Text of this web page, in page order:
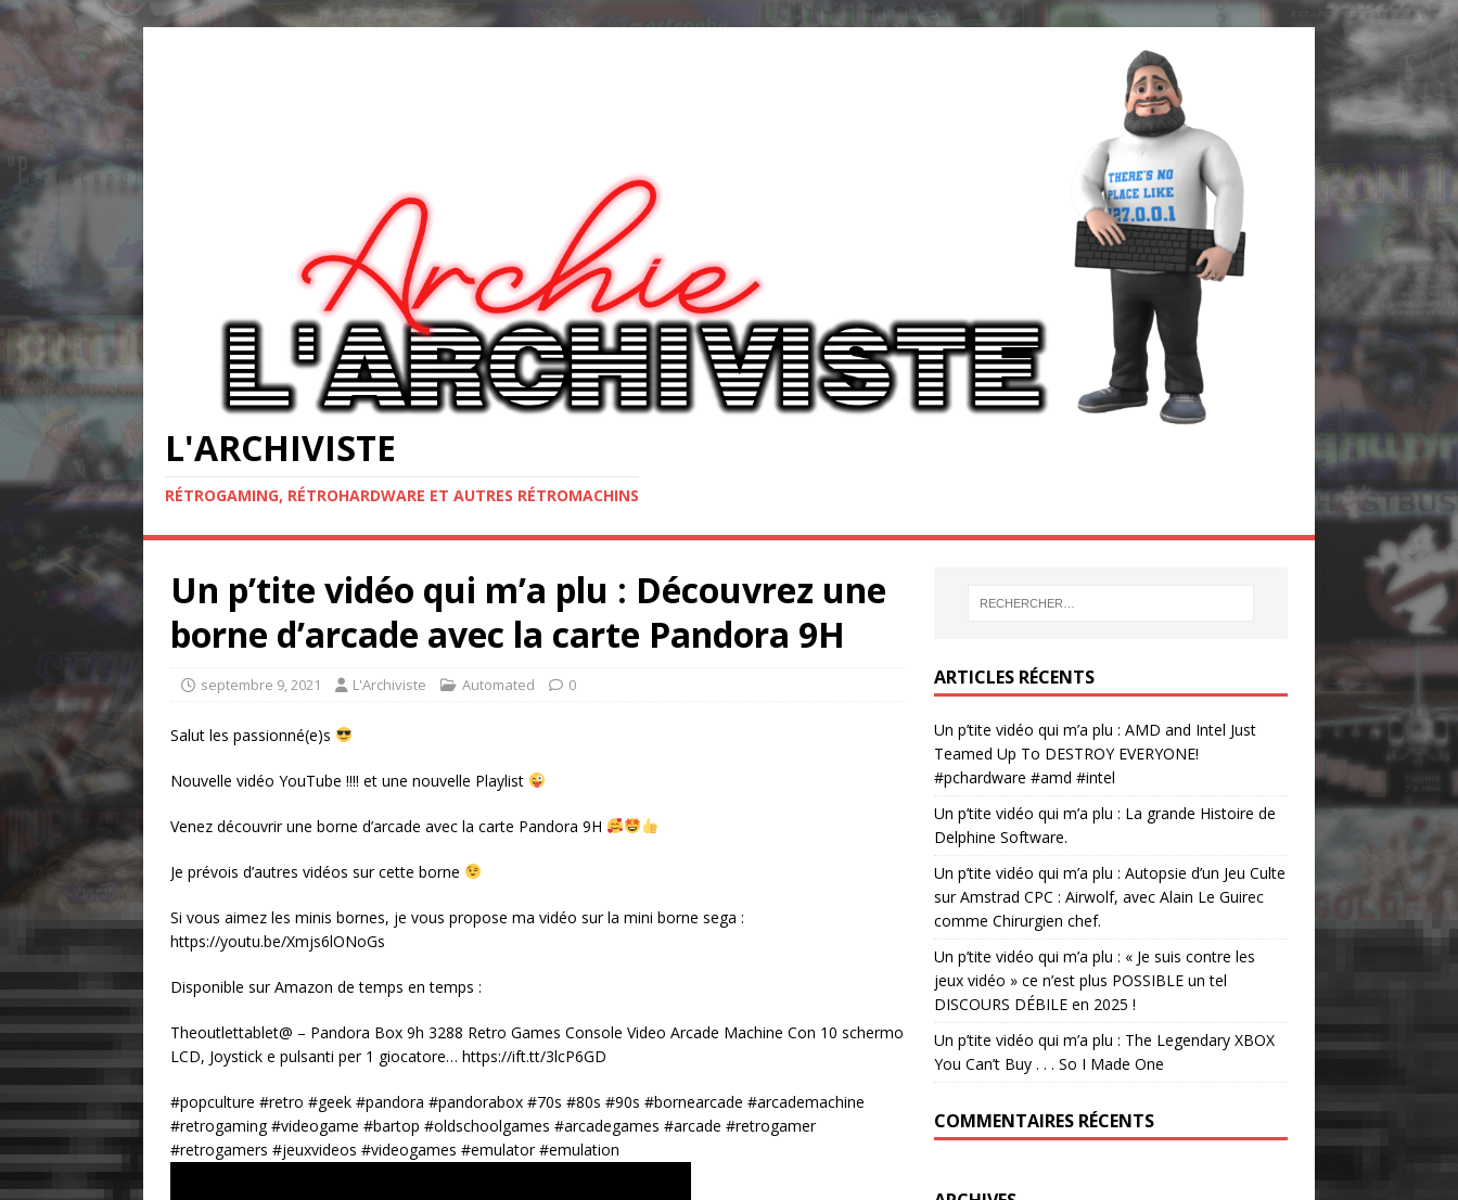
L'ARCHIVISTE
RÉTROGAMING, RÉTROHARDWARE ET AUTRES RÉTROMACHINS
Un p’tite vidéo qui m’a plu : Découvrez une
borne d’arcade avec la carte Pandora 9H
septembre 9, 2021 L'Archiviste Automated 0
Salut les passionné(e)s
Nouvelle vidéo YouTube !!!! et une nouvelle Playlist
Venez découvrir une borne d’arcade avec la carte Pandora 9H
Je prévois d’autres vidéos sur cette borne
Si vous aimez les minis bornes, je vous propose ma vidéo sur la mini borne sega :
https://youtu.be/Xmjs6lONoGs
Disponible sur Amazon de temps en temps :
Theoutlettablet@ – Pandora Box 9h 3288 Retro Games Console Video Arcade Machine Con 10 schermo
LCD, Joystick e pulsanti per 1 giocatore… https://ift.tt/3lcP6GD
#popculture #retro #geek #pandora #pandorabox #70s #80s #90s #bornearcade #arcademachine
#retrogaming #videogame #bartop #oldschoolgames #arcadegames #arcade #retrogamer
#retrogamers #jeuxvideos #videogames #emulator #emulation
ARTICLES RÉCENTS
Un p’tite vidéo qui m’a plu : AMD and Intel Just
Teamed Up To DESTROY EVERYONE!
#pchardware #amd #intel
Un p’tite vidéo qui m’a plu : La grande Histoire de
Delphine Software.
Un p’tite vidéo qui m’a plu : Autopsie d’un Jeu Culte
sur Amstrad CPC : Airwolf, avec Alain Le Guirec
comme Chirurgien chef.
Un p’tite vidéo qui m’a plu : « Je suis contre les
jeux vidéo » ce n’est plus POSSIBLE un tel
DISCOURS DÉBILE en 2025 !
Un p’tite vidéo qui m’a plu : The Legendary XBOX
You Can’t Buy . . . So I Made One
COMMENTAIRES RÉCENTS